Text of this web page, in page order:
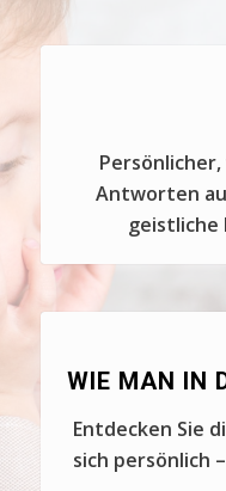
Antworten
geistliche
WIE MAN IN
Entdecken Sie
sich persönlich